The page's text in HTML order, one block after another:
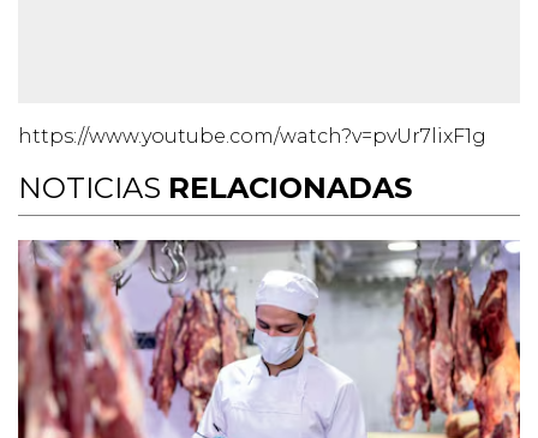
https://www.youtube.com/watch?v=pvUr7lixF1g
NOTICIAS RELACIONADAS